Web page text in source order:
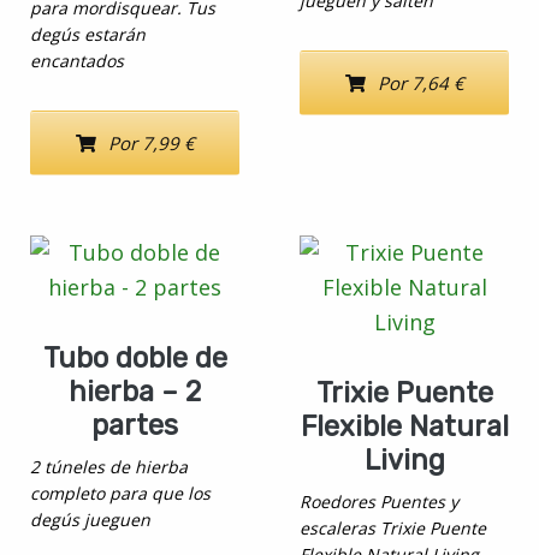
para mordisquear. Tus
degús estarán
encantados
Por 7,99 €
Por 7,64 €
Tubo doble de
hierba – 2
partes
2 túneles de hierba
completo para que los
degús jueguen
Trixie Puente
Flexible Natural
Living
Roedores Puentes y
escaleras Trixie Puente